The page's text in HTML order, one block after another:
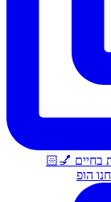
הופ